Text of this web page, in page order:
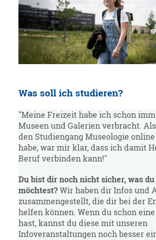
Was soll ich studieren?
"Meine Freizeit habe ich schon
Museen und Galerien verbracht.
den Studiengang Museologie
habe, war mir klar, dass ich damit
Beruf verbinden kann!"
Du bist dir noch nicht sicher, was
möchtest? Wir haben dir Infos und
zusammengestellt, die dir bei der
helfen können. Wenn du schon
hast, kannst du diese mit unseren
Infoveranstaltungen noch besser